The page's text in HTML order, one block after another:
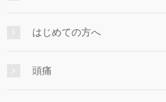
はじめての方へ
頭痛